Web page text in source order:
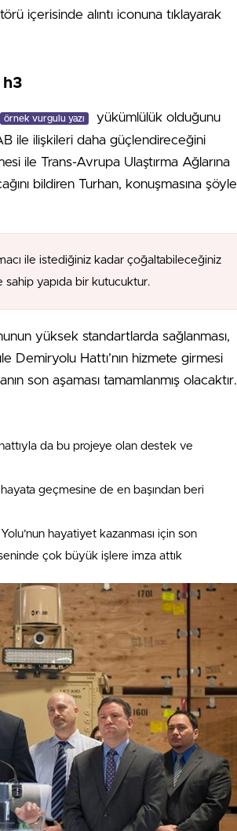
içerisinde alıntı iconuna tıklayarak
h3
örnek vurgulu yazı
yükümlülük olduğunu
ile ilişkileri daha güçlendireceğini
ile Trans-Avrupa Ulaştırma Ağlarına
bildiren Turhan, konuşmasına şöyle
ile istediğiniz kadar çoğaltabileceğiniz
sahip yapıda bir kutucuktur.
yüksek standartlarda sağlanması,
Demiryolu Hattı’nın hizmete girmesi
son aşaması tamamlanmış olacaktır.
da bu projeye olan destek ve
hayata geçmesine de en başından beri
hayatiyet kazanması için son
çok büyük işlere imza attık